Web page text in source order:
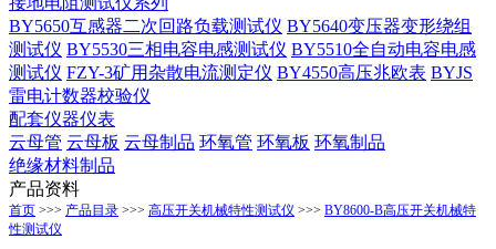
BY5650互感器二次回路负载测试仪 BY5640变压器变形绕组
测试仪 BY5530三相电容电感测试仪 BY5510全自动电容电感
测试仪 FZY-3矿用杂散电流测定仪 BY4550高压兆欧表 BYJS
雷电计数器校验仪
配套仪器仪表
云母管 云母板 云母制品 环氧管 环氧板 环氧制品
绝缘材料制品
产品资料
首页 >>> 产品目录 >>> 高压开关机械特性测试仪 >>> BY8600-B高压开关机械特
性测试仪